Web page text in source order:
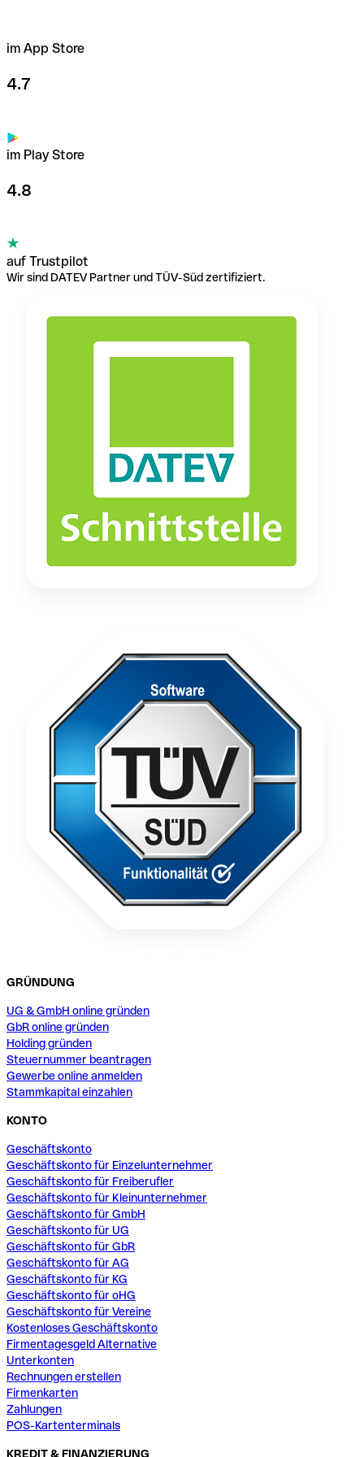
im App Store
4.7
im Play Store
4.8
auf Trustpilot
Wir sind DATEV Partner und TÜV-Süd zertifiziert.
GRÜNDUNG
UG & GmbH online gründen
GbR online gründen
Holding gründen
Steuernummer beantragen
Gewerbe online anmelden
Stammkapital einzahlen
KONTO
Geschäftskonto
Geschäftskonto für Einzelunternehmer
Geschäftskonto für Freiberufler
Geschäftskonto für Kleinunternehmer
Geschäftskonto für GmbH
Geschäftskonto für UG
Geschäftskonto für GbR
Geschäftskonto für AG
Geschäftskonto für KG
Geschäftskonto für oHG
Geschäftskonto für Vereine
Kostenloses Geschäftskonto
Firmentagesgeld Alternative
Unterkonten
Rechnungen erstellen
Firmenkarten
Zahlungen
POS-Kartenterminals
KREDIT & FINANZIERUNG